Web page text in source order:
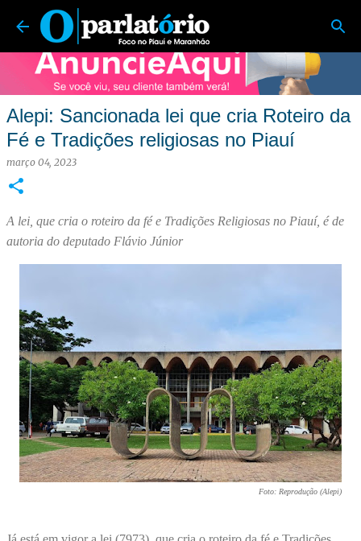
Pular para o conteúdo principal
O Parlatório | Foco no Piauí e Maranhão
Alepi: Sancionada lei que cria Roteiro da
Fé e Tradições religiosas no Piauí
março 04, 2023
A lei, que cria o roteiro da fé e Tradições Religiosas no Piauí, é de
autoria do deputado Flávio Júnior
Foto: Reprodução (Alepi)